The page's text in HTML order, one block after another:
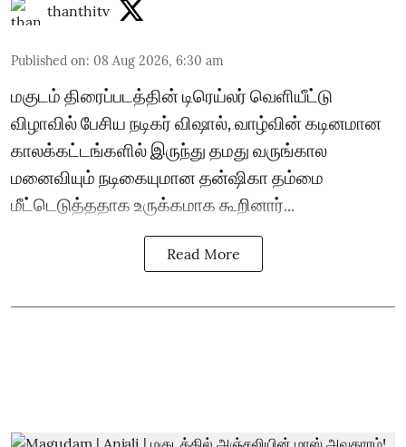
thanthitv
Published on: 08 Aug 2026, 6:30 am
மகுடம் திரைப்படத்தின் டிரெய்லர் வெளியீட்டு
விழாவில் பேசிய நடிகர் விஷால், வாழ்வின் கடினமான
காலக்கட்டங்களில் இருந்து தமது வருங்கால
மனைவியும் நடிகையுமான தன்ஷிகா தம்மை
மீட்டெடுத்ததாக உருக்கமாக கூறினார்...
Read More